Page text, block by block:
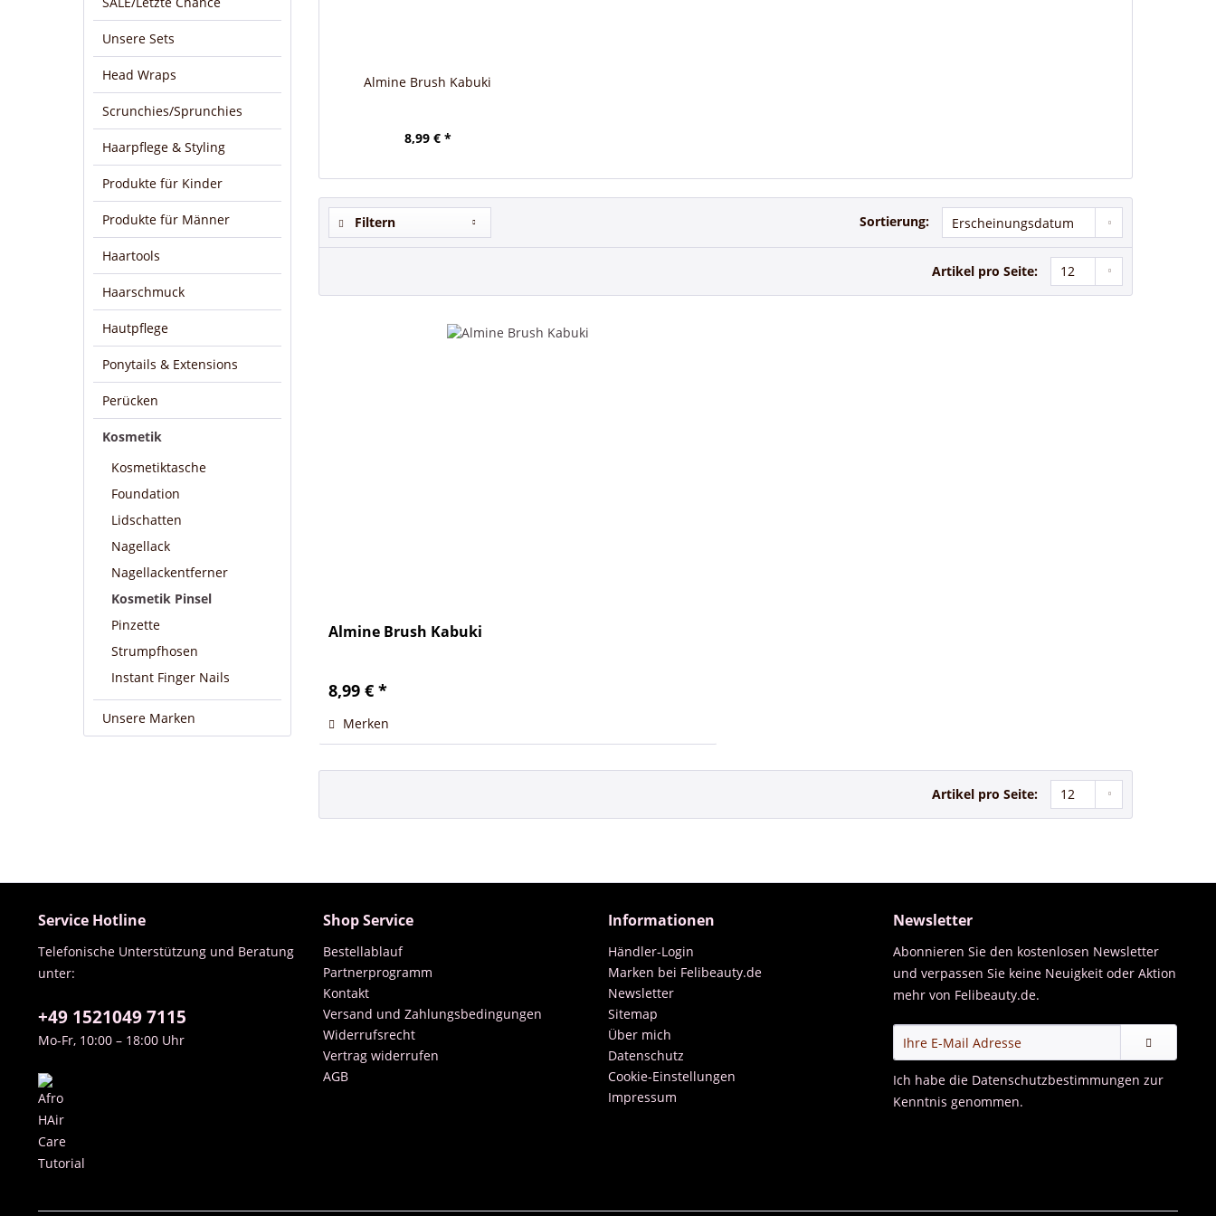
Unsere Sets
Head Wraps
Scrunchies/Sprunchies
Haarpflege & Styling
Produkte für Kinder
Produkte für Männer
Haartools
Haarschmuck
Hautpflege
Ponytails & Extensions
Perücken
Kosmetik
Kosmetiktasche
Foundation
Lidschatten
Nagellack
Nagellackentferner
Kosmetik Pinsel
Pinzette
Strumpfhosen
Instant Finger Nails
Unsere Marken
Almine Brush Kabuki
8,99 € *
Filtern Sortierung:
Artikel pro Seite:
Almine Brush Kabuki
8,99 € *
Merken
Artikel pro Seite:
Service Hotline
Telefonische Unterstützung und Beratung
unter:
+49 1521049 7115
Mo-Fr, 10:00 – 18:00 Uhr
Shop Service
Bestellablauf
Partnerprogramm
Kontakt
Versand und Zahlungsbedingungen
Widerrufsrecht
Vertrag widerrufen
AGB
Informationen
Händler-Login
Marken bei Felibeauty.de
Newsletter
Sitemap
Über mich
Datenschutz
Cookie-Einstellungen
Impressum
Newsletter
Abonnieren Sie den kostenlosen Newsletter
und verpassen Sie keine Neuigkeit oder Aktion
mehr von Felibeauty.de.
Ich habe die Datenschutzbestimmungen zur
Kenntnis genommen.